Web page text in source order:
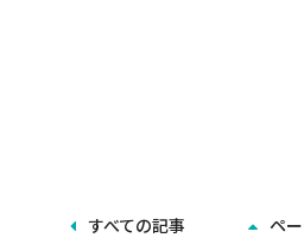
すべての記事 ペ